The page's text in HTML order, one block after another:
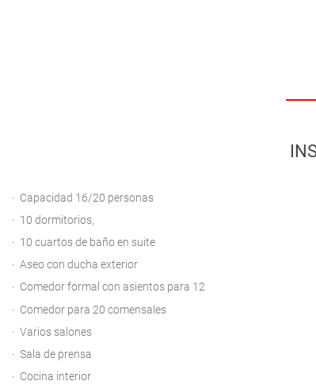
Capacidad 16/20 personas
10 dormitorios,
10 cuartos de baño en suite
Aseo con ducha exterior
Comedor formal con asientos para 12
Comedor para 20 comensales
Varios salones
Sala de prensa
Cocina interior